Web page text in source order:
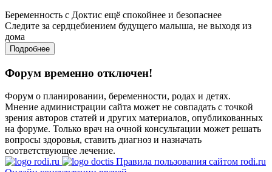
Беременность с Доктис ещё спокойнее и безопаснее
Следите за сердцебиением будущего малыша, не выходя из
дома
Подробнее
Форум временно отключен!
Форум о планировании, беременности, родах и детях.
Мнение администрации сайта может не совпадать с точкой
зрения авторов статей и других материалов, опубликованных
на форуме. Только врач на очной консультации может решать
вопросы здоровья, ставить диагноз и назначать
соответствующее лечение.
Правила пользования сайтом rodi.ru